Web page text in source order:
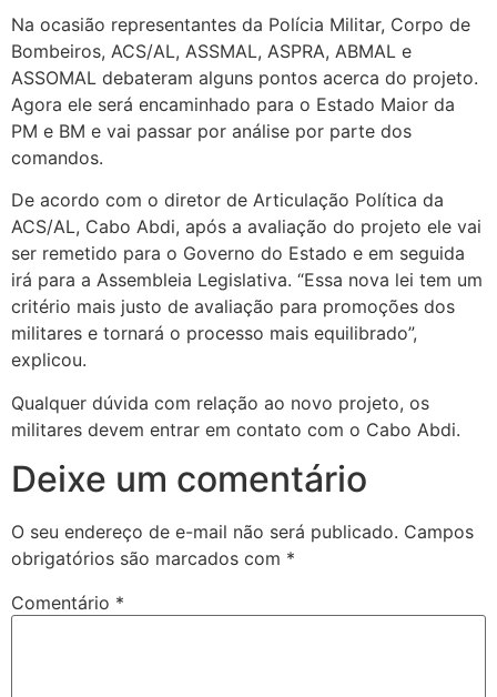
Na ocasião representantes da Polícia Militar, Corpo de
Bombeiros, ACS/AL, ASSMAL, ASPRA, ABMAL e
ASSOMAL debateram alguns pontos acerca do projeto.
Agora ele será encaminhado para o Estado Maior da
PM e BM e vai passar por análise por parte dos
comandos.
De acordo com o diretor de Articulação Política da
ACS/AL, Cabo Abdi, após a avaliação do projeto ele vai
ser remetido para o Governo do Estado e em seguida
irá para a Assembleia Legislativa. “Essa nova lei tem um
critério mais justo de avaliação para promoções dos
militares e tornará o processo mais equilibrado”,
explicou.
Qualquer dúvida com relação ao novo projeto, os
militares devem entrar em contato com o Cabo Abdi.
Deixe um comentário
O seu endereço de e-mail não será publicado. Campos
obrigatórios são marcados com *
Comentário *